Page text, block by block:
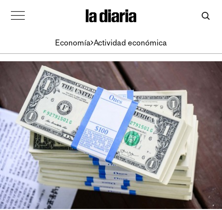
Economía Actividad económica